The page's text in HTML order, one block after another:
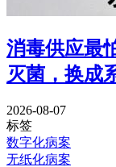
消毒供应
灭菌，换成
2026-08-07
标签
数字化病案
无纸化病案